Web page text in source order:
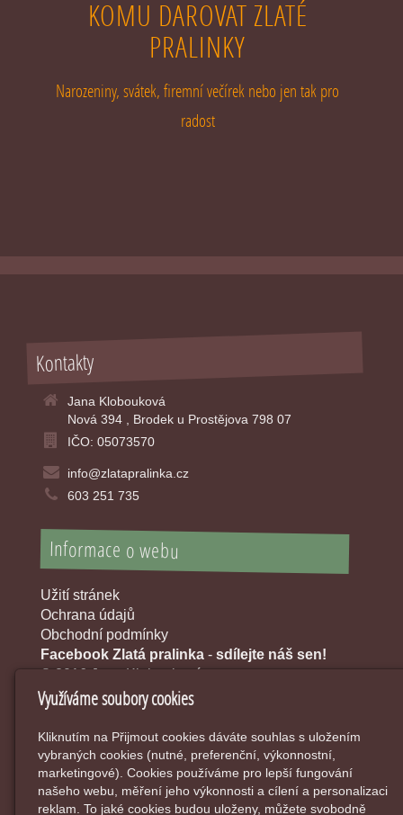
KOMU DAROVAT ZLATÉ
PRALINKY
Narozeniny, svátek, firemní večírek nebo jen tak pro
radost
Kontakty
Jana Klobouková
Nová 394 , Brodek u Prostějova 798 07
IČO: 05073570
info@zlatapralinka.cz
603 251 735
Informace o webu
Užití stránek
Ochrana údajů
Obchodní podmínky
Facebook Zlatá pralinka - sdílejte náš sen!
© 2016 Jana Klobouková
Využíváme soubory cookies
Kliknutím na Přijmout cookies dáváte souhlas s uložením
vybraných cookies (nutné, preferenční, výkonnostní,
marketingové). Cookies používáme pro lepší fungování
našeho webu, měření jeho výkonnosti a cílení a personalizaci
reklam. To jaké cookies budou uloženy, můžete svobodně